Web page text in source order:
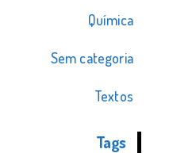
Química
Sem categoria
Textos
Tags